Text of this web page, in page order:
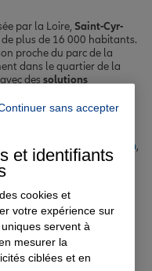
par la Loire, Saint-Cyr-
plus de 16 000 habitants.
proche du parc de la
dans le quartier de la
dessolutions
d'offres pour protéger
avec notre
notreassurance habitation,
, ainsi que vos projets
de vos enfants au
Loire et protéger votre
nosagents Allianz
communes voisines
à votre écoute pour vous
sans accepter
et identifiants
cookies et
votre expérience sur
servent à
mesurer la
ciblées et en